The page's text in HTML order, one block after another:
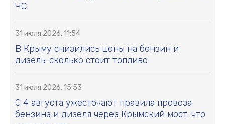
01 июля 2026, 16:05
Как легче перенести жару: Инфографика
17 июня 2026, 14:54
Как вести себя при атаке БПЛА -
Инфографика
11 июня 2026, 16:08